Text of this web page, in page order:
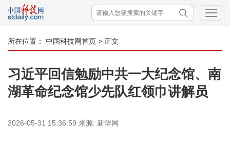
所在位置： 中国科技网首页 > 正文
习近平回信勉励中共一大纪念馆、南
湖革命纪念馆少先队红领巾讲解员
2026-05-31 15:36:59 来源: 新华网